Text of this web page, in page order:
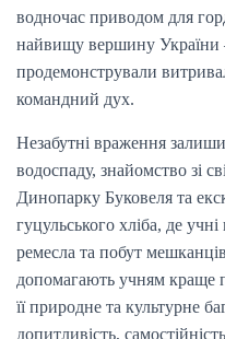
водночас приводом для
найвищу вершину України
продемонстрували
командний дух.
Незабутні враження
водоспаду, знайомство зі
Динопарку Буковеля та
гуцульського хліба, де
ремесла та побут
допомагають учням краще
її природне та культурне
допитливість,